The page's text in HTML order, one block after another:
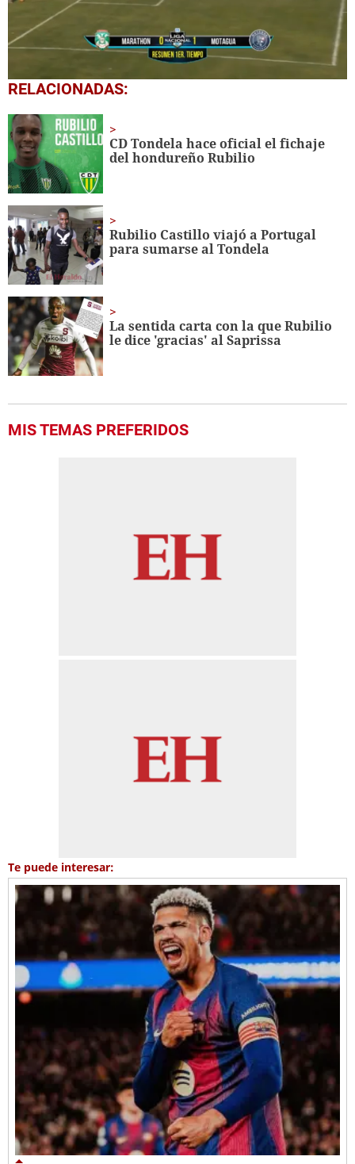
0
seconds
29
seconds
RELACIONADAS:
CD Tondela hace oficial el fichaje
del hondureño Rubilio
Rubilio Castillo viajó a Portugal
para sumarse al Tondela
La sentida carta con la que Rubilio
le dice 'gracias' al Saprissa
MIS TEMAS PREFERIDOS
Te puede interesar: